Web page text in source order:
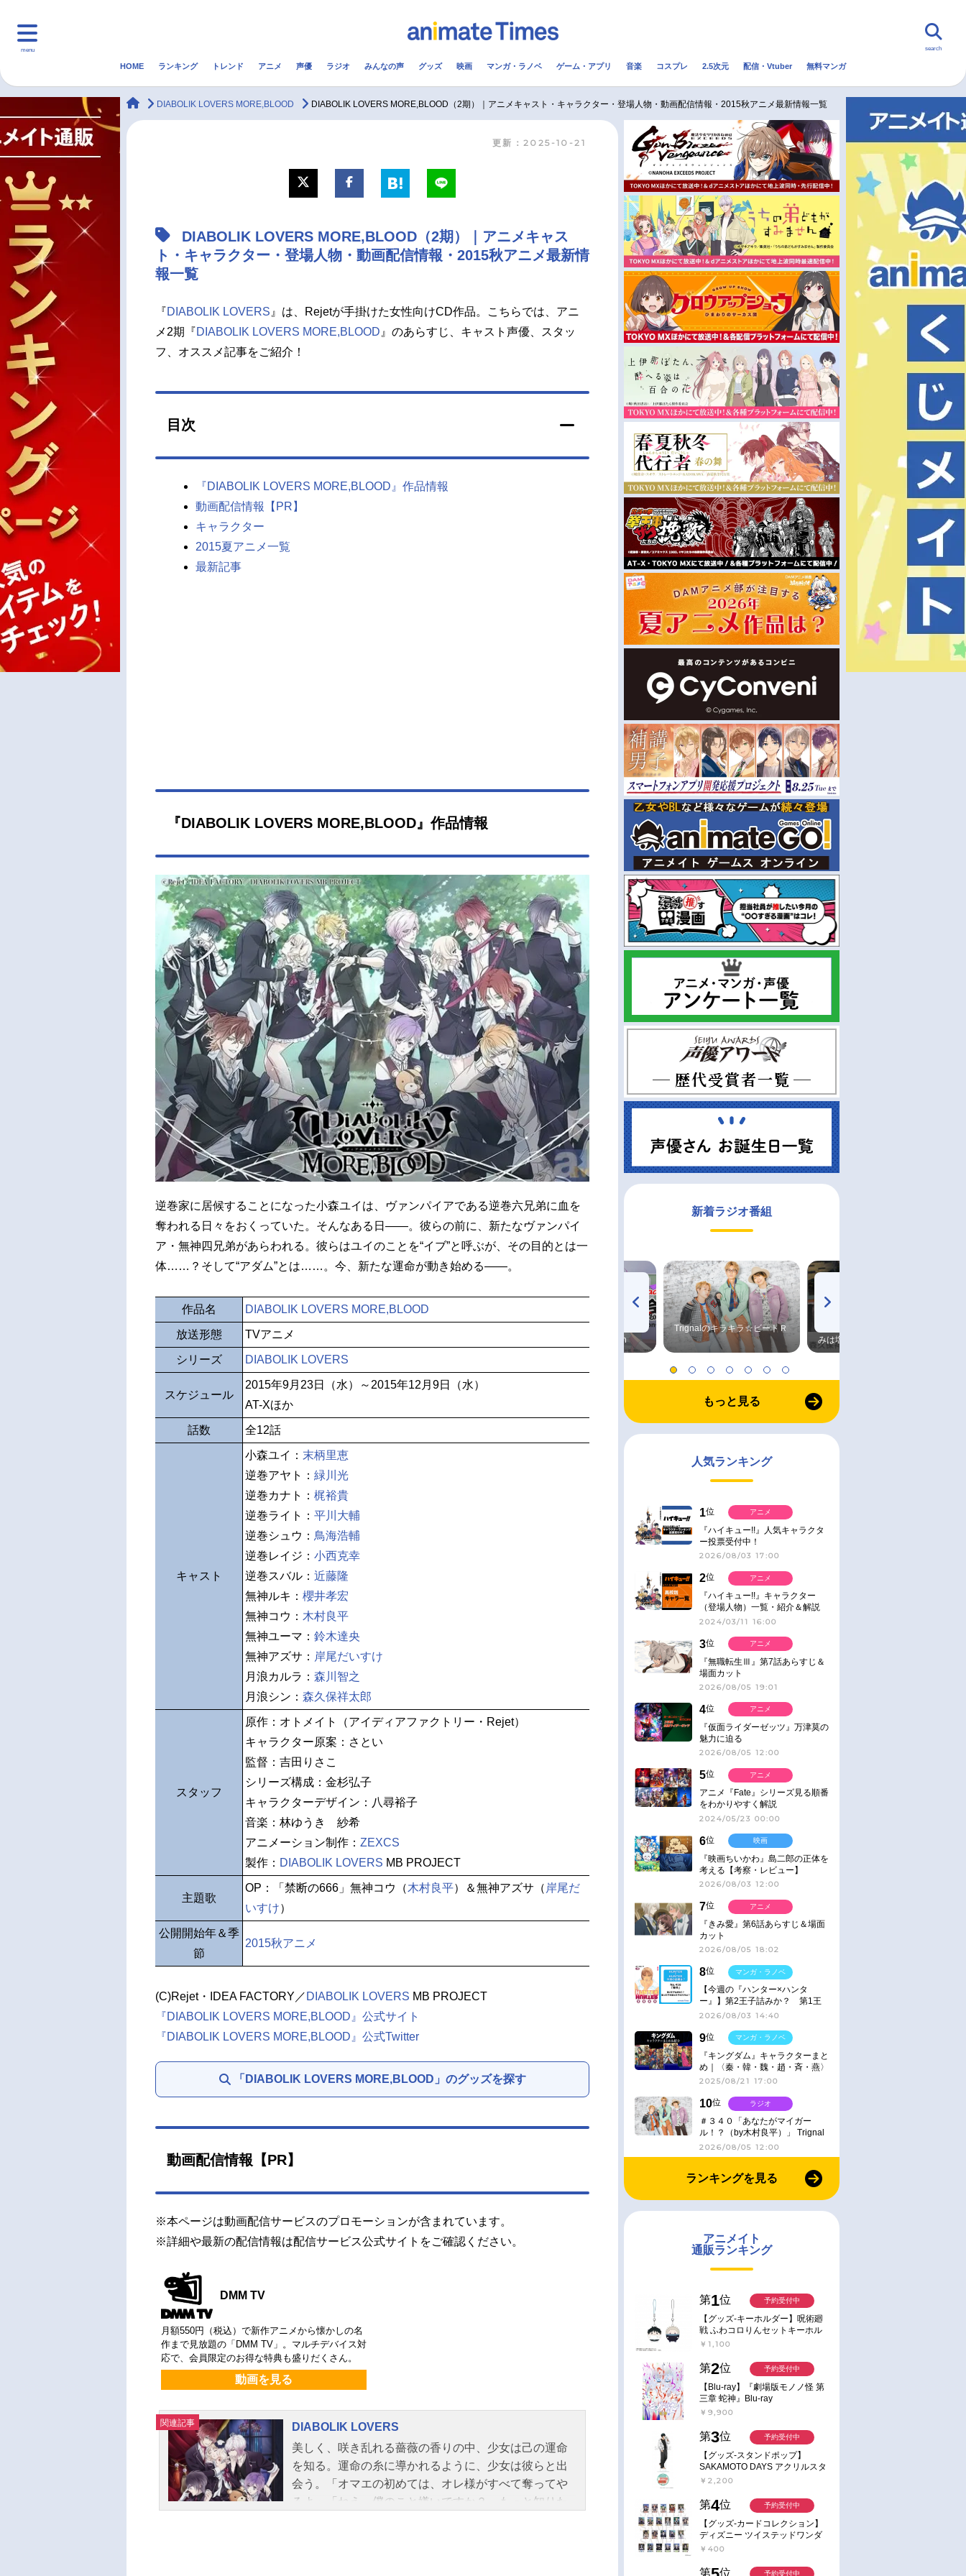
menu
マンガ・ラノベ 2.5次元 配信・Vtuber トレンド 無料マンガ
声優記事一覧
アニメ映画一覧
男性声優/女性声優一覧
今期アニメ曜日別一覧
夏アニメ
秋アニメ
冬アニメ
search
HOME ランキング トレンド アニメ 声優 ラジオ みんなの声 グッズ 映画 マンガ・ラノベ ゲーム・アプリ 音楽 コスプレ 2.5次元 配信・Vtuber 無料マンガ
animateTimes
DIABOLIK LOVERS MORE,BLOOD DIABOLIK LOVERS MORE,BLOOD（2期）｜アニメキャスト・キャラクター・登場人物・動画配信情報・2015秋アニメ最新情報一覧
更新：2025-10-21
DIABOLIK LOVERS MORE,BLOOD（2期）｜アニメキャス
ト・キャラクター・登場人物・動画配信情報・2015秋アニメ最新情
報一覧
『DIABOLIK LOVERS 』は、Rejetが手掛けた女性向けCD作品。こちらでは、アニ
メ2期『DIABOLIK LOVERS MORE,BLOOD 』のあらすじ、キャスト声優、スタッ
フ、オススメ記事をご紹介！
目次
『DIABOLIK LOVERS MORE,BLOOD』作品情報
動画配信情報【PR】
キャラクター
2015夏アニメ一覧
最新記事
『DIABOLIK LOVERS MORE,BLOOD』作品情報
逆巻家に居候することになった小森ユイは、ヴァンパイアである逆巻六兄弟に血を
奪われる日々をおくっていた。そんなある日――。彼らの前に、新たなヴァンパイ
ア・無神四兄弟があらわれる。彼らはユイのことを“イブ”と呼ぶが、その目的とは一
体……？そして“アダム”とは……。今、新たな運命が動き始める――。
作品名 DIABOLIK LOVERS MORE,BLOOD
放送形態 TVアニメ
シリーズ DIABOLIK LOVERS
スケジュール
2015年9月23日（水）～2015年12月9日（水）
AT-Xほか
話数 全12話
キャスト
小森ユイ： 末柄里恵
逆巻アヤト： 緑川光
逆巻カナト： 梶裕貴
逆巻ライト： 平川大輔
逆巻シュウ： 鳥海浩輔
逆巻レイジ： 小西克幸
逆巻スバル： 近藤隆
無神ルキ： 櫻井孝宏
無神コウ： 木村良平
無神ユーマ： 鈴木達央
無神アズサ： 岸尾だいすけ
月浪カルラ： 森川智之
月浪シン： 森久保祥太郎
スタッフ
原作：オトメイト（アイディアファクトリー・Rejet）
キャラクター原案：さとい
監督：吉田りさこ
シリーズ構成：金杉弘子
キャラクターデザイン：八尋裕子
音楽：林ゆうき 紗希
アニメーション制作： ZEXCS
製作： DIABOLIK LOVERS MB PROJECT
主題歌
OP：「禁断の666」無神コウ（木村良平）＆無神アズサ（ 岸尾だ
いすけ）
公開開始年＆季
節
2015秋アニメ
(C)Rejet・IDEA FACTORY／ DIABOLIK LOVERS MB PROJECT
『DIABOLIK LOVERS MORE,BLOOD』公式サイト
『DIABOLIK LOVERS MORE,BLOOD』公式Twitter
「DIABOLIK LOVERS MORE,BLOOD」のグッズを探す
動画配信情報【PR】
※本ページは動画配信サービスのプロモーションが含まれています。
※詳細や最新の配信情報は配信サービス公式サイトをご確認ください。
DMM TV
月額550円（税込）で新作アニメから懐かしの名
作まで見放題の「DMM TV」。マルチデバイス対
応で、会員限定のお得な特典も盛りだくさん。
動画を見る
関連記事
DIABOLIK LOVERS
美しく、咲き乱れる薔薇の香りの中、少女は己の運命
を知る。運命の糸に導かれるように、少女は彼らと出
会う。「オマエの初めては、オレ様がすべて奪ってや
るよ」「ねえ。僕のこと嫌いですか？ もっと知りた
新着ラジオ番組
radio 大直会 2nd season
Trignalのキラキラ☆ビートＲ
みは塩だけ
もっと見る
人気ランキング
1位
『ハイキュー!!』人気キャラクタ
ー投票受付中！
2026/08/03 17:00
アニメ
2位
『ハイキュー!!』キャラクター
（登場人物）一覧・紹介＆解説
2024/03/11 16:00
アニメ
3位
『無職転生Ⅲ』第7話あらすじ＆
場面カット
2026/08/05 19:01
アニメ
4位
『仮面ライダーゼッツ』万津莫の
魅力に迫る
2026/08/05 12:00
アニメ
5位
アニメ『Fate』シリーズ見る順番
をわかりやすく解説
2024/05/23 00:00
アニメ
6位
『映画ちいかわ』島二郎の正体を
考える【考察・レビュー】
2026/08/03 12:00
映画
7位
『きみ愛』第6話あらすじ＆場面
カット
2026/08/05 18:02
アニメ
8位
【今週の『ハンター×ハンタ
ー』】第2王子詰みか？ 第1王
子と第4王子が対峙「発令」＜
2026/08/03 14:40
マンガ・ラノベ
9位
『キングダム』キャラクターまと
め｜〈秦・韓・魏・趙・斉・燕〉
2025/08/21 17:00
マンガ・ラノベ
10位
＃３４０「あなたがマイガー
ル！？（by木村良平）」 Trignal
のキラキラ☆ビートＲ
2026/08/05 12:00
ラジオ
ランキングを見る
アニメイト
通販ランキング
第1位
【グッズ-キーホルダー】呪術廻
戦 ふわコロりんセットキーホル
ダー【アニメイト特典付】
￥1,100
予約受付中
第2位
【Blu-ray】『劇場版モノノ怪 第
三章 蛇神』Blu-ray
￥9,900
予約受付中
第3位
【グッズ-スタンドポップ】
SAKAMOTO DAYS アクリルスタ
ンド～Sunny Afternoon～ 4.南雲
￥2,200
予約受付中
第4位
【グッズ-カードコレクション】
ディズニー ツイステッドワンダ
ーランド ランダムカードコレク
￥400
予約受付中
第 位 予約受付中